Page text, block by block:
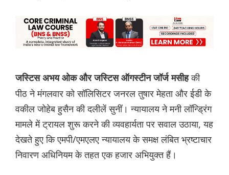
जस्टिस अभय ओक और जस्टिस ऑगस्टीन जॉर्ज मसीहकी
पीठ ने मंगलवार को सॉलिसिटर जनरल तुषार मेहता और ईडी के
वकील जोहेब हुसैन की दलीलें सुनीं। न्यायालय ने मनी लॉन्ड्रिंग
मामले में ट्रायल शुरू करने की व्यवहार्यता पर सवाल उठाया, यह
देखते हुए कि एमपी/एमएलए न्यायालय के समक्ष लंबित भ्रष्टाचार
निवारण अधिनियम के तहत एक हजार अभियुक्त हैं।